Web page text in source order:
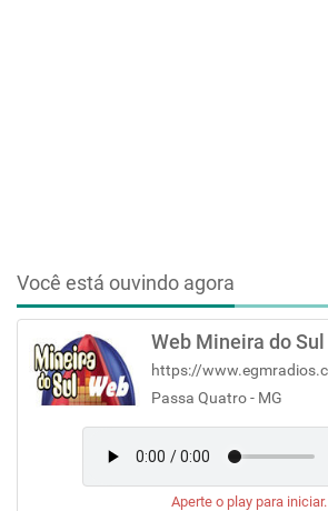
Você está ouvindo agora
Web Mineira do Sul
Passa Quatro - MG
Aperte o play para iniciar.